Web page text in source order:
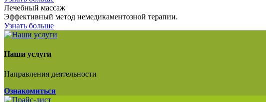
Лечебный массаж
Эффективный метод немедикаментозной терапии.
Узнать больше
Наши услуги
Направления деятельности
Ознакомиться